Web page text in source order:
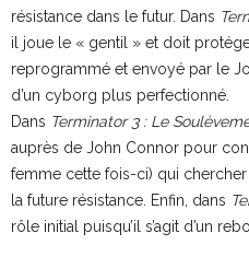
résistance dans le futur. Dans
il joue le « gentil » et doit
reprogrammé et envoyé par le
d’un cyborg plus perfectionné.
Dans Terminator 3 : Le
auprès de John Connor pour
femme cette fois-ci) qui
la future résistance. Enfin, dans
rôle initial puisqu’il s’agit d’un